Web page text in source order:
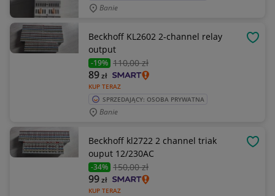
Banie
Beckhoff KL2602 2-channel relay
output
-19% 110,00 zł
KUP TERAZ
89zł
SPRZEDAJĄCY: OSOBA PRYWATNA
Banie
Beckhoff kl2722 2 channel triak
ouput 12/230AC
-34% 150,00 zł
KUP TERAZ
99zł